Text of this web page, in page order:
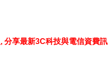
, 分享最新3C科技與電信資費訊